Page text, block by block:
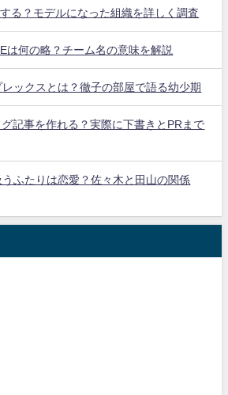
る？モデルになった組織を詳しく調査
は何の略？チーム名の意味を解説
ックスとは？徹子の部屋で語る幼少期
記事を作れる？実際に下書きとPRまで
ふたりは恋愛？佐々木と田山の関係